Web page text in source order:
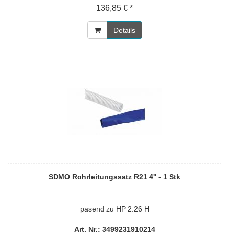
136,85 € *
Details
SDMO Rohrleitungssatz R21 4'' - 1 Stk
pasend zu HP 2.26 H
Art. Nr.: 3499231910214